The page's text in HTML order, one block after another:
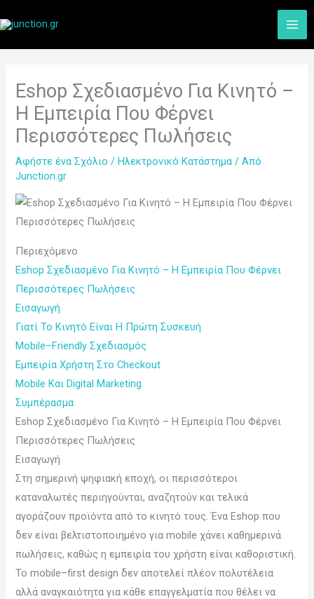
στο
περιεχόμενο
Eshop Σχεδιασμένο Για Κινητό –
Η Εμπειρία Που Φέρνει
Περισσότερες Πωλήσεις
Αφήστε ένα Σχόλιο /Ηλεκτρονικό Κατάστημα / Από
Junction.gr
Περιεχόμενο
Eshop Σχεδιασμένο Για Κινητό – Η Εμπειρία Που Φέρνει
Περισσότερες Πωλήσεις
Εισαγωγή
Γιατί Το Κινητό Είναι Η Πρώτη Συσκευή
Mobile–Friendly Σχεδιασμός
Εμπειρία Χρήστη Στο Checkout
Mobile Και Digital Marketing
Συμπέρασμα
Eshop Σχεδιασμένο Για Κινητό – Η Εμπειρία Που Φέρνει
Περισσότερες Πωλήσεις
Εισαγωγή
Στη σημερινή ψηφιακή εποχή, οι περισσότεροι
καταναλωτές περιηγούνται, αναζητούν και τελικά
αγοράζουν προϊόντα από το κινητό τους. Ένα Eshop που
δεν είναι βελτιστοποιημένο για mobile χάνει καθημερινά
πωλήσεις, καθώς η εμπειρία του χρήστη είναι καθοριστική.
Το mobile–first design δεν αποτελεί πλέον πολυτέλεια
αλλά αναγκαιότητα για κάθε επαγγελματία που θέλει να
ν
α
ή
τ
η
η